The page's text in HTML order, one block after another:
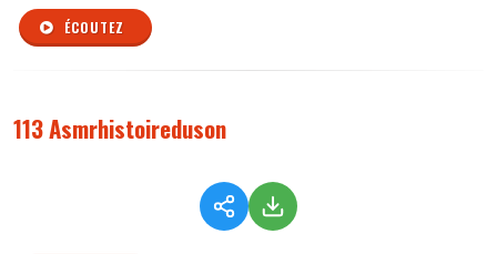
ÉCOUTEZ
113 Asmrhistoireduson